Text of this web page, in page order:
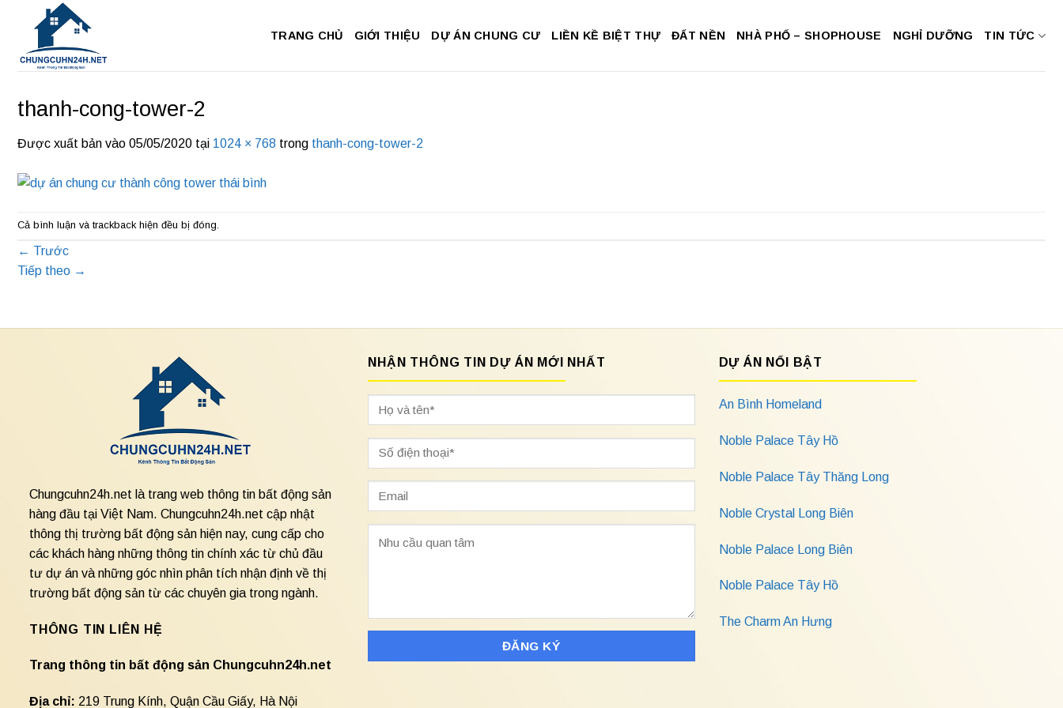
dung
TRANG CHỦ GIỚI THIỆU DỰ ÁN CHUNG CƯ LIỀN KỀ BIỆT THỰ ĐẤT NỀN NHÀ PHỐ – SHOPHOUSE NGHỈ DƯỠNG TIN TỨC
thanh-cong-tower-2
Được xuất bản vào 05/05/2020 tại 1024 × 768 trong thanh-cong-tower-2
Cả bình luận và trackback hiện đều bị đóng.
← Trước
Tiếp theo →
Chungcuhn24h.net là trang web thông tin bất động sản
hàng đầu tại Việt Nam. Chungcuhn24h.net cập nhật
thông thị trường bất động sản hiện nay, cung cấp cho
các khách hàng những thông tin chính xác từ chủ đầu
tư dự án và những góc nhìn phân tích nhận định về thị
trường bất động sản từ các chuyên gia trong ngành.
THÔNG TIN LIÊN HỆ
Trang thông tin bất động sản Chungcuhn24h.net
Địa chỉ: 219 Trung Kính, Quận Cầu Giấy, Hà Nội
NHẬN THÔNG TIN DỰ ÁN MỚI NHẤT DỰ ÁN NỔI BẬT
An Bình Homeland
Noble Palace Tây Hồ
Noble Palace Tây Thăng Long
Noble Crystal Long Biên
Noble Palace Long Biên
Noble Palace Tây Hồ
The Charm An Hưng